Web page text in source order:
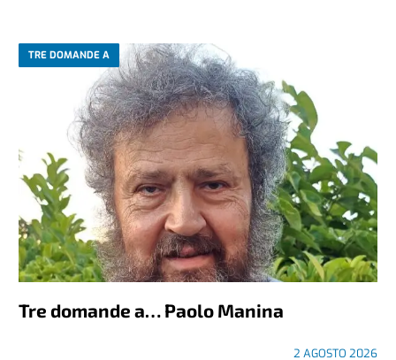
TRE DOMANDE A
Tre domande a… Paolo Manina
2 AGOSTO 2026